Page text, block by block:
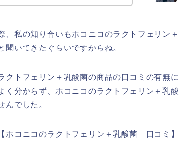
、私の知り合いもホコニコのラクトフェリン＋
いてきたぐらいですからね。
クトフェリン＋乳酸菌の商品の口コミの有無に
く分からず、ホコニコのラクトフェリン＋乳酸
んでした。
ホコニコのラクトフェリン＋乳酸菌 口コミ】